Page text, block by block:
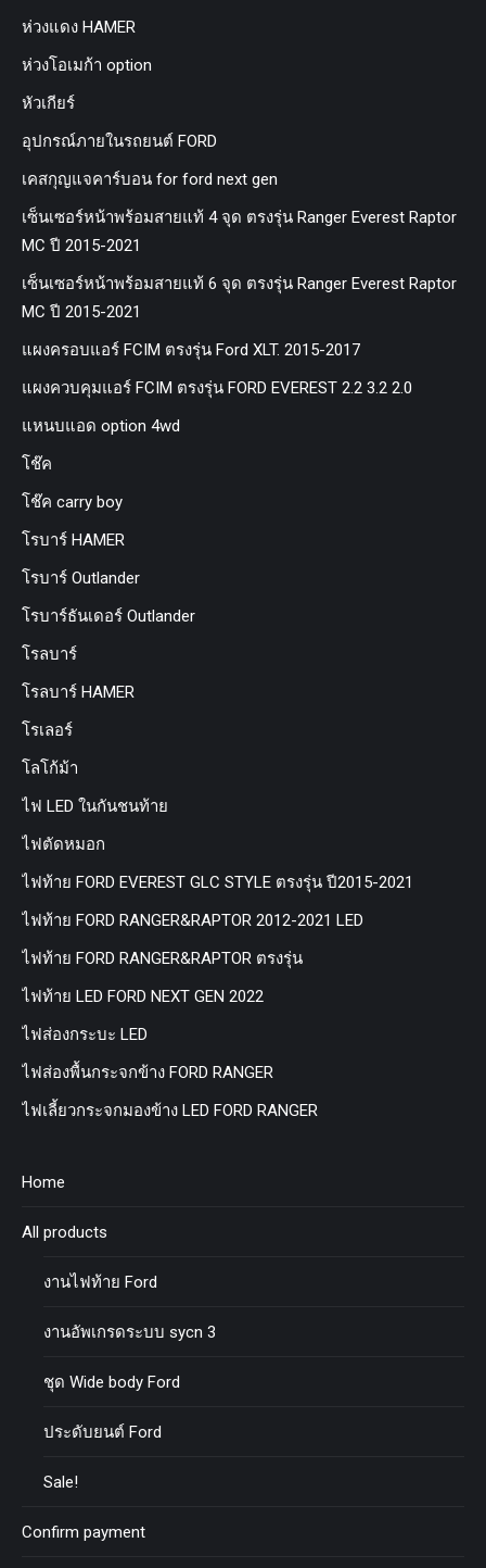
ห่วงแดง HAMER
ห่วงโอเมก้า option
หัวเกียร์
อุปกรณ์ภายในรถยนต์ FORD
เคสกุญแจคาร์บอน for ford next gen
เซ็นเซอร์หน้าพร้อมสายแท้ 4 จุด ตรงรุ่น Ranger Everest Raptor
MC ปี 2015-2021
เซ็นเซอร์หน้าพร้อมสายแท้ 6 จุด ตรงรุ่น Ranger Everest Raptor
MC ปี 2015-2021
แผงครอบแอร์ FCIM ตรงรุ่น Ford XLT. 2015-2017
แผงควบคุมแอร์ FCIM ตรงรุ่น FORD EVEREST 2.2 3.2 2.0
แหนบแอด option 4wd
โช๊ค
โช๊ค carry boy
โรบาร์ HAMER
โรบาร์ Outlander
โรบาร์ธันเดอร์ Outlander
โรลบาร์
โรลบาร์ HAMER
โรเลอร์
โลโก้ม้า
ไฟ LED ในกันชนท้าย
ไฟตัดหมอก
ไฟท้าย FORD EVEREST GLC STYLE ตรงรุ่น ปี2015-2021
ไฟท้าย FORD RANGER&RAPTOR 2012-2021 LED
ไฟท้าย FORD RANGER&RAPTOR ตรงรุ่น
ไฟท้าย LED FORD NEXT GEN 2022
ไฟส่องกระบะ LED
ไฟส่องพื้นกระจกข้าง FORD RANGER
ไฟเลี้ยวกระจกมองข้าง LED FORD RANGER
Home
All products
งานไฟท้าย Ford
งานอัพเกรดระบบ sycn 3
ชุด Wide body Ford
ประดับยนต์ Ford
Sale!
Confirm payment